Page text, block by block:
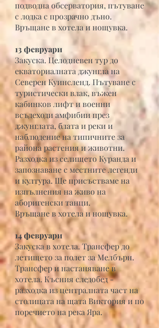
подводна обсерватория, пътуване
с лодка с прозрачно дъно.
Връщане в хотела и нощувка.
13 февруари
Закуска. Целодневен тур до
екваториалната джунгла на
Северен Куинсленд. Пътуване с
туристически влак, въжен
кабинков лифт и военни
всъдеходи амфибии през
джунглата, блата и реки и
наблюдение на типичните за
района растения и животни.
Разходка из селището Куранда и
запознаване с местните легенди
и култура. Ще присъстваме на
изпълнения на живо на
аборигенски танци.
Връщане в хотела и нощувка.
14 февруари
Закуска в хотела. Трансфер до
летището за полет за Мелбърн.
Трансфер и настаняване в
хотела. Късния следобед -
разходка из централната част на
столицата на щата Виктория и по
поречието на река Яра.